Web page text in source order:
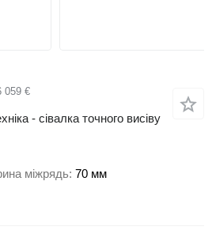
059 €
- сівалка точного висіву
міжрядь 70 мм